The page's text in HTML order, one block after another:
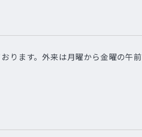
ります。外来は月曜から金曜の午前